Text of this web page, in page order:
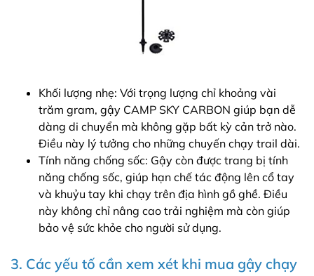
Khối lượng nhẹ: Với trọng lượng chỉ khoảng vài
trăm gram, gậy CAMP SKY CARBON giúp bạn dễ
dàng di chuyển mà không gặp bất kỳ cản trở nào.
Điều này lý tưởng cho những chuyến chạy trail dài.
Tính năng chống sốc: Gậy còn được trang bị tính
năng chống sốc, giúp hạn chế tác động lên cổ tay
và khuỷu tay khi chạy trên địa hình gồ ghề. Điều
này không chỉ nâng cao trải nghiệm mà còn giúp
bảo vệ sức khỏe cho người sử dụng.
3. Các yếu tố cần xem xét khi mua gậy chạy